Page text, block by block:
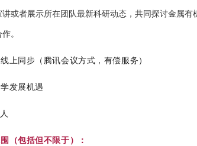
或者展示所在团队最新科研动态，共同探讨金属
。
上同步（腾讯会议方式，有偿服务）
发展机遇
（包括但不限于）：